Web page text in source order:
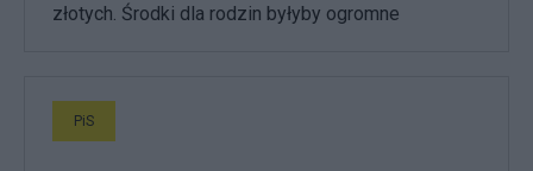
złotych. Środki dla rodzin byłyby ogromne
PiS